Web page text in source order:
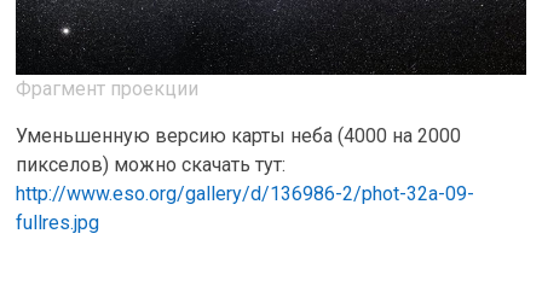
Фрагмент проекции
Уменьшенную версию карты неба (4000 на 2000
пикселов) можно скачать тут:
http://www.eso.org/gallery/d/136986-2/phot-32a-09-
fullres.jpg